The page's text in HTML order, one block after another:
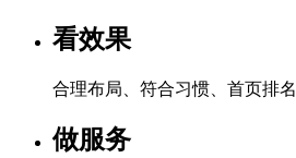
看效果
合理布局、符合习惯、首页排名
做服务